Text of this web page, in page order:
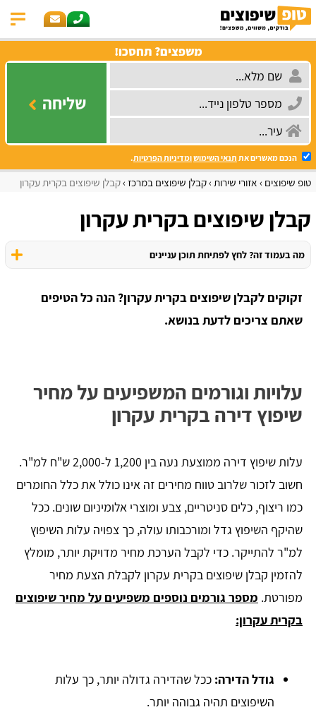
משפצים? תחסכו!
שליחה
הנכם מאשרים את תנאי השימושומדיניות הפרטיות.
טופ שיפוצים אזורי שירות קבלן שיפוצים במרכז קבלן שיפוצים בקרית עקרון
קבלן שיפוצים בקרית עקרון
מה בעמוד זה? לחץ לפתיחת תוכן עניינים
זקוקים לקבלן שיפוצים בקרית עקרון? הנה כל הטיפים
שאתם צריכים לדעת בנושא.
עלויות וגורמים המשפיעים על מחיר
שיפוץ דירה בקרית עקרון
עלות שיפוץ דירה ממוצעת נעה בין 1,200 ל-2,000 ש"ח למ"ר.
חשוב לזכור שלרוב טווח מחירים זה אינו כולל את כלל החומרים
כמו ריצוף, כלים סניטריים, צבע ומוצרי אלומיניום שונים. ככל
שהיקף השיפוץ גדל ומורכבותו עולה, כך צפויה עלות השיפוץ
למ"ר להתייקר. כדי לקבל הערכת מחיר מדויקת יותר, מומלץ
להזמין קבלן שיפוצים בקרית עקרון לקבלת הצעת מחיר
מפורטת. מספר גורמים נוספים משפיעים על מחיר שיפוצים
בקרית עקרון:
גודל הדירה: ככל שהדירה גדולה יותר, כך עלות
השיפוצים תהיה גבוהה יותר.